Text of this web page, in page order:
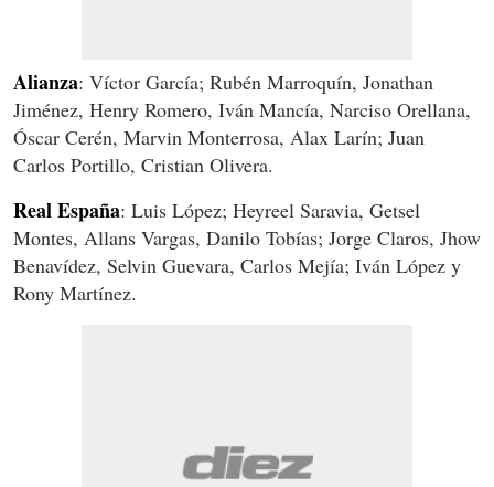
Alianza: Víctor García; Rubén Marroquín, Jonathan
Jiménez, Henry Romero, Iván Mancía, Narciso Orellana,
Óscar Cerén, Marvin Monterrosa, Alax Larín; Juan
Carlos Portillo, Cristian Olivera.
Real España: Luis López; Heyreel Saravia, Getsel
Montes, Allans Vargas, Danilo Tobías; Jorge Claros, Jhow
Benavídez, Selvin Guevara, Carlos Mejía; Iván López y
Rony Martínez.